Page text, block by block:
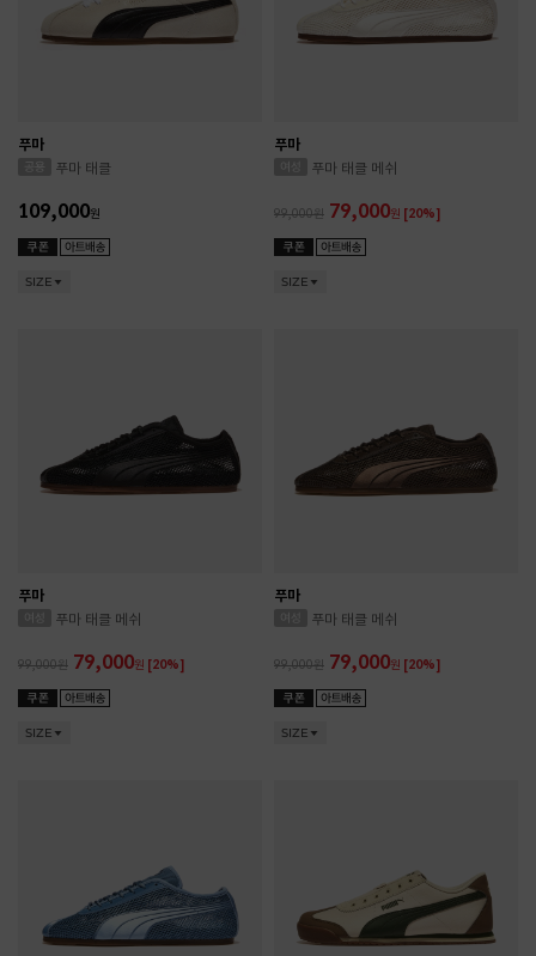
푸마
푸마 태클
109,000원
SIZE
푸마
푸마 태클 메쉬
99,000 79,000원 [20%]
SIZE
푸마
푸마 태클 메쉬
99,000 79,000원 [20%]
SIZE
푸마
푸마 태클 메쉬
99,000 79,000원 [20%]
SIZE